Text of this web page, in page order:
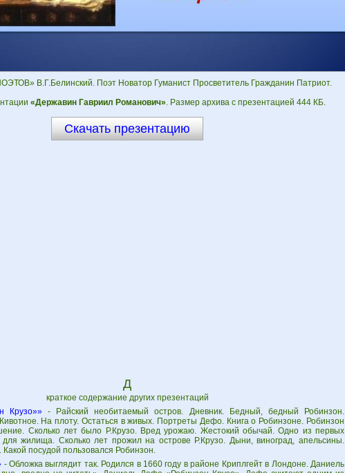
В.Г.Белинский. Поэт Новатор Гуманист Просветитель Гражданин Патриот.
«Державин Гавриил Романович». Размер архива с презентацией 444 КБ.
Скачать презентацию
Д
краткое содержание других презентаций
Крузо»»- Райский необитаемый остров. Дневник. Бедный, бедный Робинзон.
На плоту. Остаться в живых. Портреты Дефо. Книга о Робинзоне. Робинзон
Сколько лет было Р.Крузо. Вред урожаю. Жестокий обычай. Одно из первых
для жилища. Сколько лет прожил на острове Р.Крузо. Дыни, виноград, апельсины.
посудой пользовался Робинзон.
- Обложка выглядит так. Родился в 1660 году в районе Криплгейт в Лондоне. Даниель